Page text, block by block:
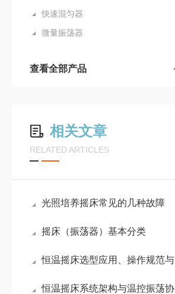
快速混匀器
微量振荡器
查看全部产品
相关文章
RELATED ARTICLES
光照培养摇床常见的几种故障
摇床（振荡器）基本分类
恒温摇床选型应用、操作规范与长期运维技术要点
恒温摇床系统架构与温控振荡协同技术研究